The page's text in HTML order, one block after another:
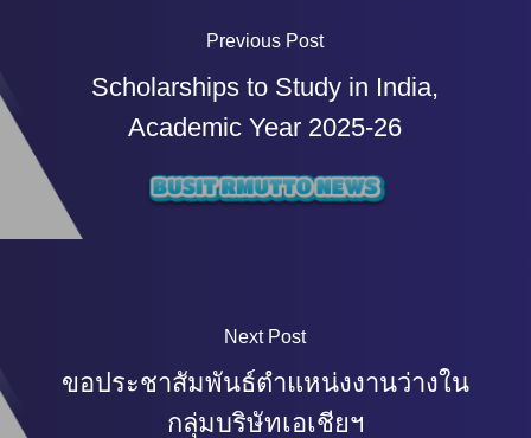
Previous Post
Scholarships to Study in India,
Academic Year 2025-26
Next Post
ขอประชาสัมพันธ์ตำแหน่งงานว่างใน
กลุ่มบริษัทเอเชียฯ